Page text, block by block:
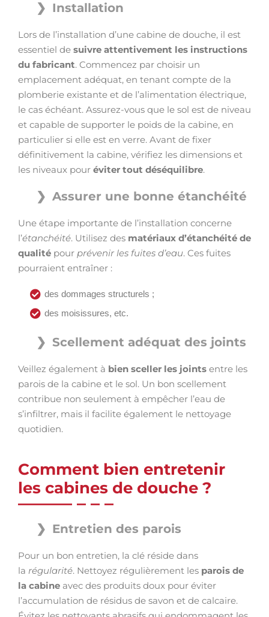
Installation
Lors de l’installation d’une cabine de douche, il est
essentiel de suivre attentivement les instructions
du fabricant. Commencez par choisir un
emplacement adéquat, en tenant compte de la
plomberie existante et de l’alimentation électrique,
le cas échéant. Assurez-vous que le sol est de niveau
et capable de supporter le poids de la cabine, en
particulier si elle est en verre. Avant de fixer
définitivement la cabine, vérifiez les dimensions et
les niveaux pour éviter tout déséquilibre.
Assurer une bonne étanchéité
Une étape importante de l’installation concerne
l’étanchéité. Utilisez des matériaux d’étanchéité de
qualité pour prévenir les fuites d’eau. Ces fuites
pourraient entraîner :
des dommages structurels ;
des moisissures, etc.
Scellement adéquat des joints
Veillez également à bien sceller les joints entre les
parois de la cabine et le sol. Un bon scellement
contribue non seulement à empêcher l’eau de
s’infiltrer, mais il facilite également le nettoyage
quotidien.
Comment bien entretenir
les cabines de douche ?
Entretien des parois
Pour un bon entretien, la clé réside dans
la régularité. Nettoyez régulièrement les parois de
la cabine avec des produits doux pour éviter
l’accumulation de résidus de savon et de calcaire.